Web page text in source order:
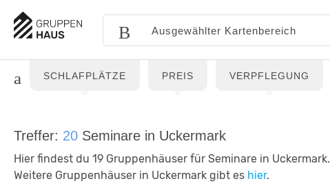
SCHLAFPLÄTZE PREIS VERPFLEGUNG
Treffer: 20 Seminare in Uckermark
Hier findest du 19 Gruppenhäuser für Seminare in Uckermark.
Weitere Gruppenhäuser in Uckermark gibt es hier.